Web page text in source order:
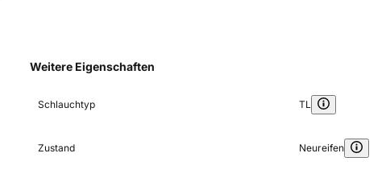
Weitere Eigenschaften
Schlauchtyp TL
Zustand Neureifen